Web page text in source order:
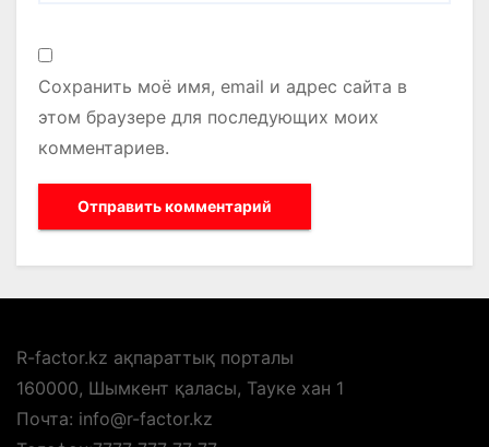
Сохранить моё имя, email и адрес сайта в
этом браузере для последующих моих
комментариев.
R-factor.kz ақпараттық порталы
160000, Шымкент қаласы, Тауке хан 1
Почта: info@r-factor.kz